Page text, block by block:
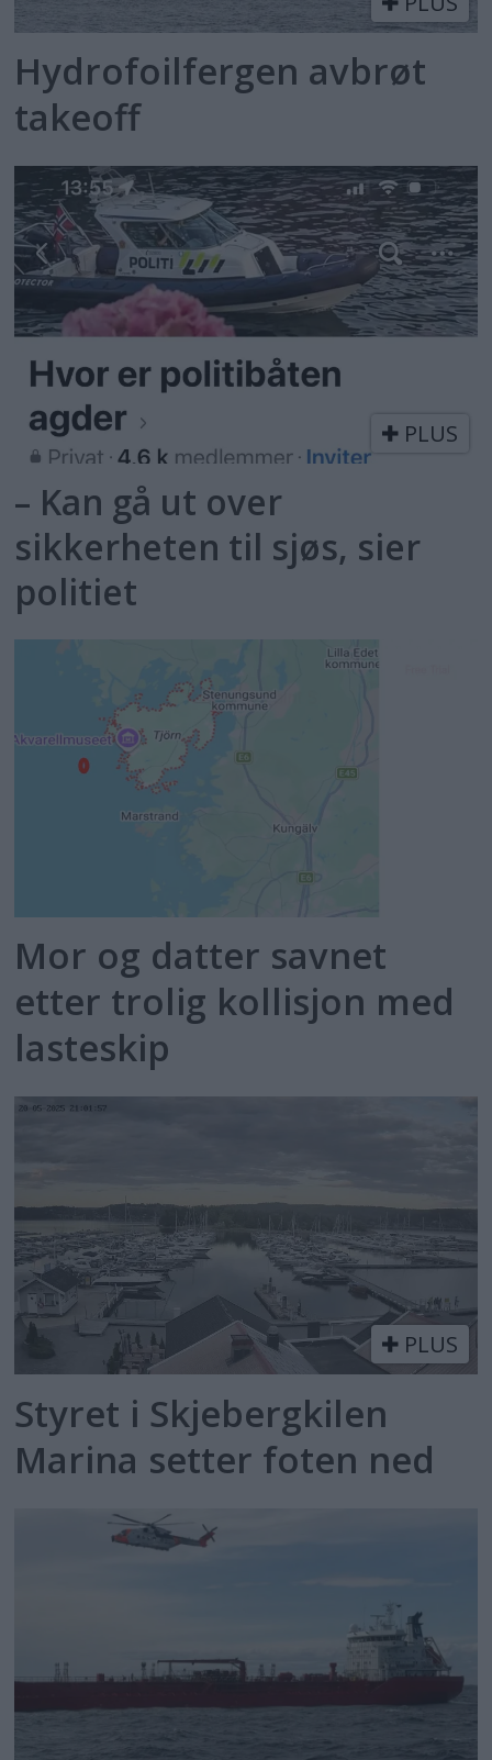
Hydrofoilfergen avbrøt
takeoff
PLUS
– Kan gå ut over
sikkerheten til sjøs, sier
politiet
Mor og datter savnet
etter trolig kollisjon med
lasteskip
PLUS
Styret i Skjebergkilen
Marina setter foten ned